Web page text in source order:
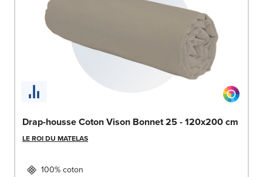
Drap-housse Coton Vison Bonnet 25 - 120x200 cm
LE ROI DU MATELAS
100% coton